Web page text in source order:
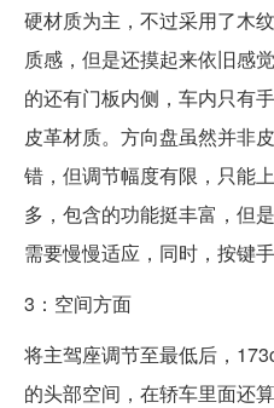
硬材质为主，不过采用了木
质感，但是还摸起来依旧感
的还有门板内侧，车内只有
皮革材质。方向盘虽然并非
错，但调节幅度有限，只能
多，包含的功能挺丰富，但
需要慢慢适应，同时，按键
3：空间方面
将主驾座调节至最低后，
的头部空间，在轿车里面还